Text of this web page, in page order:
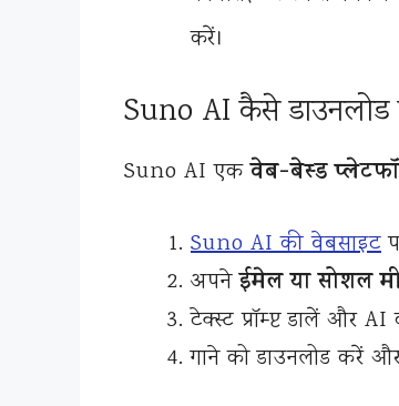
करें।
Suno AI कैसे डाउनलोड
Suno AI एकवेब-बेस्ड
Suno AI की वेबसाइट
अपनेईमेल या सोशल
टेक्स्ट प्रॉम्प्ट डालें और
गाने को डाउनलोड करें